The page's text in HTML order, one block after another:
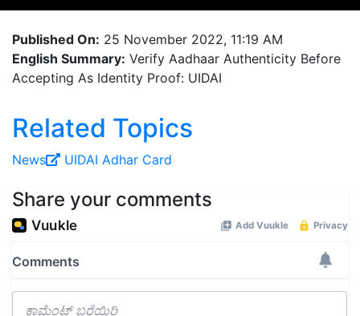
Published On: 25 November 2022, 11:19 AM
English Summary: Verify Aadhaar Authenticity Before
Accepting As Identity Proof: UIDAI
Related Topics
News UIDAI Adhar Card
Share your comments